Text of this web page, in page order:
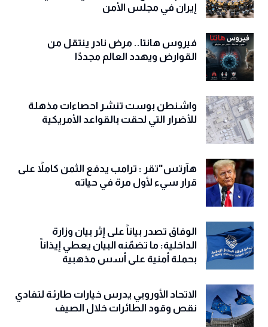
إيران في مجلس الأمن
فيروس هانتا.. مرض نادر ينتقل من
القوارض ويهدد العالم مجددًا
واشنطن بوست تنشر احصاءات مذهلة
للأضرار التي لحقت بالقواعد الأمريكية
هآرتس"تقر : ترامب يدفع الثمن كاملاً على
قرار سيء لأول مرة في حياته
الوفاق تصدر بياناً على إثر بيان وزارة
الداخلية: ما تضمّنه البيان يعطي إيذاناً
بحملة أمنية على أسس مذهبية
الاتحاد الأوروبي يدرس خيارات طارئة لتفادي
نقص وقود الطائرات خلال الصيف